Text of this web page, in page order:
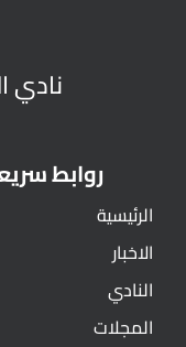
نادي
روابط
الرئيسية
الاخبار
النادي
المجلات